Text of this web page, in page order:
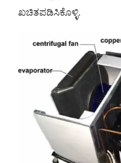
ಖಚಿತಪಡಿಸಿಕೊಳ್ಳಿ.